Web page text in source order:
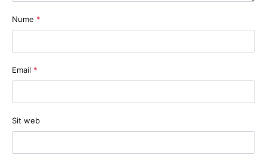
Nume *
Email *
Sit web